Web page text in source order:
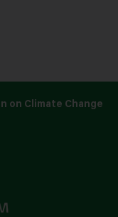
on Climate Change